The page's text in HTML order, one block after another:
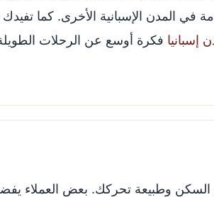
في المدن الإسبانية الأخرى. كما تفيدك
إسبانيا فكرة أوسع عن الرحلات
وطبيعة تحركك. بعض العملاء